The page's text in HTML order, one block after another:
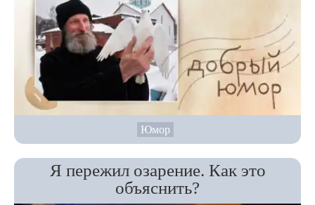
Юмор
Я пережил озарение. Как это
объяснить?